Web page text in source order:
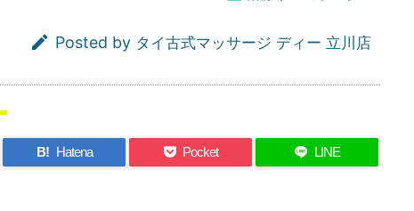
 Posted by タイ古式マッサージ ディー 立川店
B! Hatena Pocket LINE